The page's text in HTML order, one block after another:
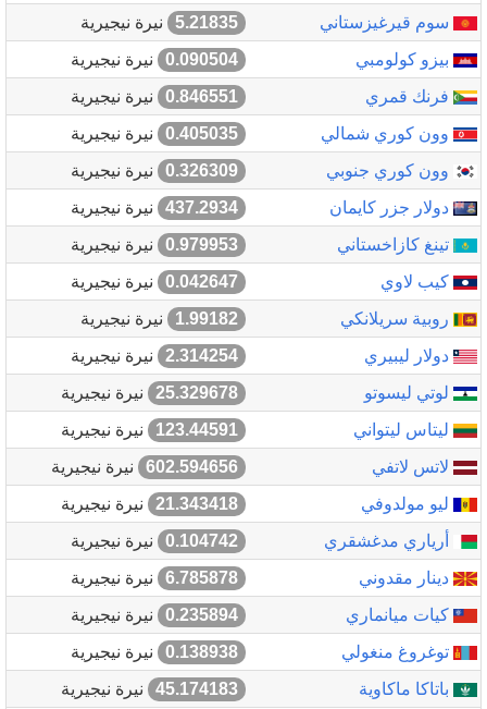
سوم قيرغيزستاني
5.21835
نيرة نيجيرية
بيزو كولومبي
0.090504
نيرة نيجيرية
فرنك قمري
0.846551
نيرة نيجيرية
وون كوري شمالي
0.405035
نيرة نيجيرية
وون كوري جنوبي
0.326309
نيرة نيجيرية
دولار جزر كايمان
437.2934
نيرة نيجيرية
تينغ كازاخستاني
0.979953
نيرة نيجيرية
كيب لاوي
0.042647
نيرة نيجيرية
روبية سريلانكي
1.99182
نيرة نيجيرية
دولار ليبيري
2.314254
نيرة نيجيرية
لوتي ليسوتو
25.329678
نيرة نيجيرية
ليتاس ليتواني
123.44591
نيرة نيجيرية
لاتس لاتفي
602.594656
نيرة نيجيرية
ليو مولدوفي
21.343418
نيرة نيجيرية
أرياري مدغشقري
0.104742
نيرة نيجيرية
دينار مقدوني
6.785878
نيرة نيجيرية
كيات ميانماري
0.235894
نيرة نيجيرية
توغروغ منغولي
0.138938
نيرة نيجيرية
باتاكا ماكاوية
45.174183
نيرة نيجيرية